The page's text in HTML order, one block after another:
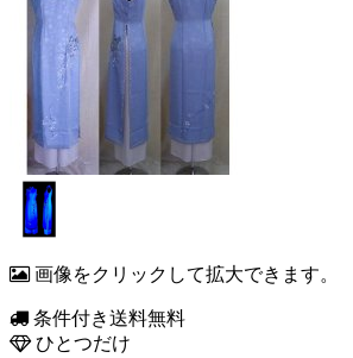
画像をクリックして拡大できます。
条件付き送料無料
ひとつだけ